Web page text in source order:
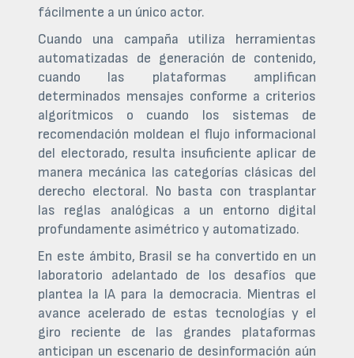
fácilmente a un único actor.
Cuando una campaña utiliza herramientas
automatizadas de generación de contenido,
cuando las plataformas amplifican
determinados mensajes conforme a criterios
algorítmicos o cuando los sistemas de
recomendación moldean el flujo informacional
del electorado, resulta insuficiente aplicar de
manera mecánica las categorías clásicas del
derecho electoral. No basta con trasplantar
las reglas analógicas a un entorno digital
profundamente asimétrico y automatizado.
En este ámbito, Brasil se ha convertido en un
laboratorio adelantado de los desafíos que
plantea la IA para la democracia. Mientras el
avance acelerado de estas tecnologías y el
giro reciente de las grandes plataformas
anticipan un escenario de desinformación aún